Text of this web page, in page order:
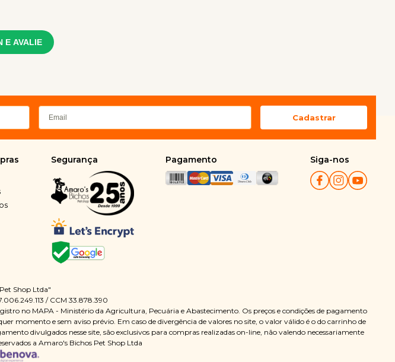
E AVALIE
Segurança Pagamento Siga-nos
Shop Ltda"
/ CCM 33.878.390
no MAPA - Ministério da Agricultura, Pecuária e Abastecimento. Os preços e condições de pagamento
momento e sem aviso prévio. Em caso de divergência de valores no site, o valor válido é o do carrinho de
divulgados nesse site, são exclusivos para compras realizadas on-line, não valendo necessariamente
a Amaro's Bichos Pet Shop Ltda